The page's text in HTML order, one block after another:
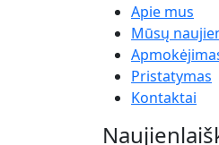
Apie mus
Mūsų
Pristatymas
Kontaktai